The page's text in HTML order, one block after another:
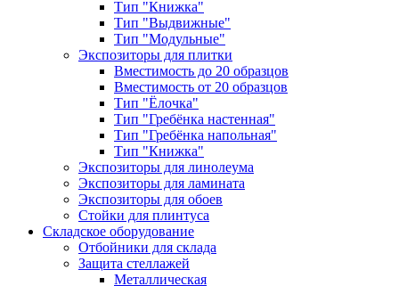
Тип "Книжка"
Тип "Выдвижные"
Тип "Модульные"
Экспозиторы для плитки
Вместимость до 20 образцов
Вместимость от 20 образцов
Тип "Ёлочка"
Тип "Гребёнка настенная"
Тип "Гребёнка напольная"
Тип "Книжка"
Экспозиторы для линолеума
Экспозиторы для ламината
Экспозиторы для обоев
Стойки для плинтуса
Складское оборудование
Отбойники для склада
Защита стеллажей
Металлическая